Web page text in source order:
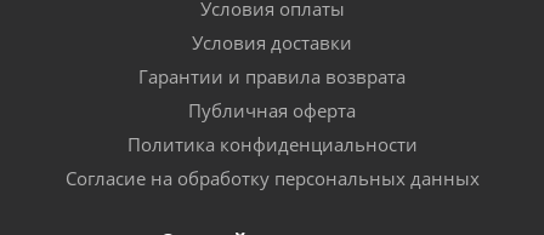
Условия оплаты
Условия доставки
Гарантии и правила возврата
Публичная оферта
Политика конфиденциальности
Согласие на обработку персональных данных